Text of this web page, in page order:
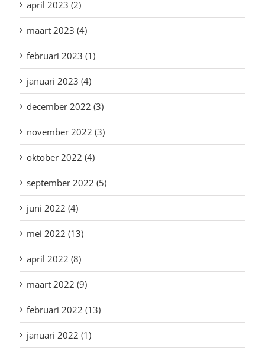
april 2023 (2)
maart 2023 (4)
februari 2023 (1)
januari 2023 (4)
december 2022 (3)
november 2022 (3)
oktober 2022 (4)
september 2022 (5)
juni 2022 (4)
mei 2022 (13)
april 2022 (8)
maart 2022 (9)
februari 2022 (13)
januari 2022 (1)